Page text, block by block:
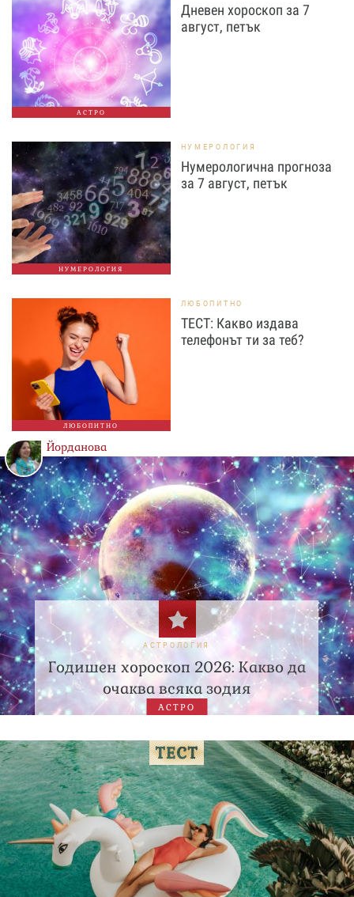
АСТРО
Дневен хороскоп за 7
август, петък
НУМЕРОЛОГИЯ
НУМЕРОЛОГИЯ
Нумерологична прогноза
за 7 август, петък
ЛЮБОПИТНО
ЛЮБОПИТНО
ТЕСТ: Какво издава
телефонът ти за теб?
Йорданова
АСТРОЛОГИЯ
Годишен хороскоп 2026: Какво да
очаква всяка зодия
АСТРО